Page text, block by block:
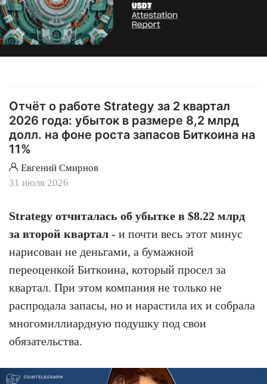
Отчёт о работе Strategy за 2 квартал
2026 года: убыток в размере 8,2 млрд
долл. на фоне роста запасов Биткоина на
11%
Евгений Смирнов
31 июля 2026
Strategy отчиталась об убытке в $8.22 млрд
за второй квартал - и почти весь этот минус
нарисован не деньгами, а бумажной
переоценкой Биткоина, который просел за
квартал. При этом компания не только не
распродала запасы, но и нарастила их и собрала
многомиллиардную подушку под свои
обязательства.